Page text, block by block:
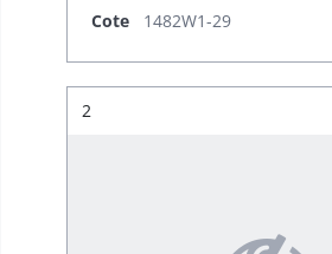
Cote
1482W1-29
Résultat n°
2